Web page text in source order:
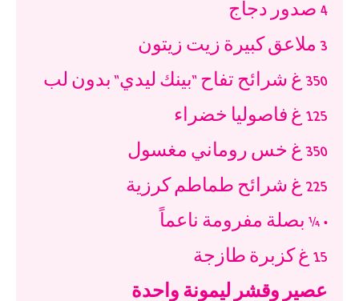
4 صدور دجاج
3 ملاعق كبيرة زيت زيتون
350 غ شرائح تفاح "بينك ليدي" بدون لب
125 غ فاصوليا خضراء
350 غ خس روماني مغسول
225 غ شرائح طماطم كرزية
• ¼ بصلة مفرومة ناعماً
15 غ كزبرة طازجة
عصير وقشر ليمونة واحدة